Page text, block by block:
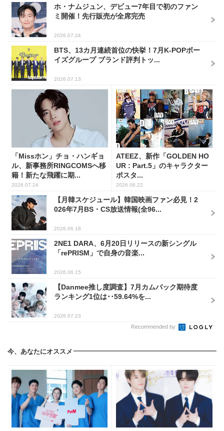
ホ・ナムジュン、デビュー7年目で初のファン
ミ開催！先行販売が全席完売
2026.07.24
BTS、13カ月連続首位の快挙！7月K-POPボー
イズグループ ブランド評判トッ...
2026.07.13
「Missホン」チョ・ハンギョ
ル、新事務所RINGCOMSへ移
籍！新たな飛躍に期...
2026.07.24
ATEEZ、新作「GOLDEN HO
UR : Part.5」のキャラクター
ポスタ...
2026.06.22
【月韓スケジュール】韓国映画ファン必見！2
026年7月BS・CS放送情報(全96...
2026.06.18
2NE1 DARA、6月20日リリースの新シングル
「rePRISM」で自身の音楽...
2026.06.15
【Danmee推し度調査】7月カムバック期待度
ランキング1位は･･59.64%を...
2026.07.23
Recommended by
今、あなたにオススメ